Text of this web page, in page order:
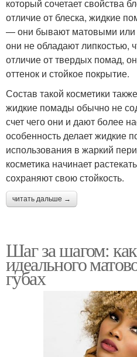
который сочетает свойства
отличие от блеска, жидкие
— они бывают матовыми или
они не обладают липкостью,
отличие от твердых помад,
оттенок и стойкое покрытие.
Состав такой косметики
жидкие помады обычно не
счет чего они и дают более
особенность делает жидкие
использования в жаркий
косметика начинает
сохраняют свою стойкость.
читать дальше →
Шаг за шагом:
идеального
губах